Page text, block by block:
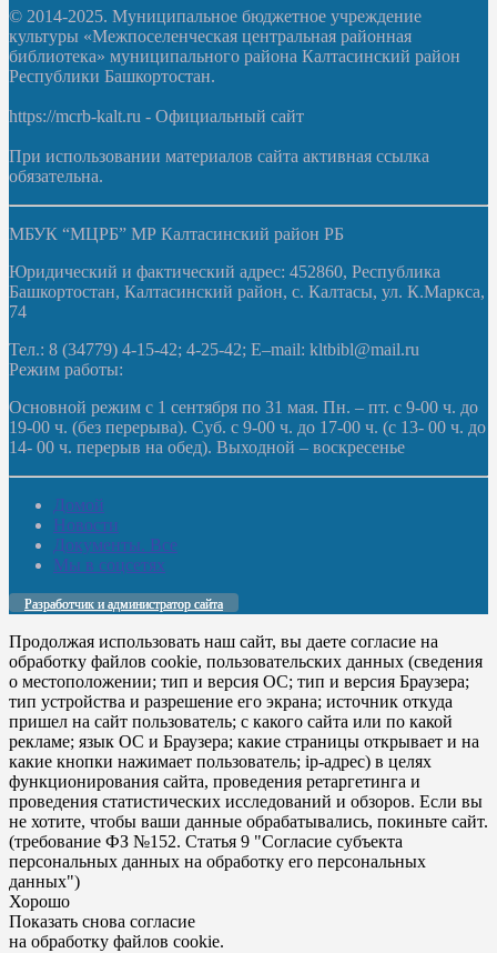
© 2014-2025. Муниципальное бюджетное учреждение
культуры «Межпоселенческая центральная районная
библиотека» муниципального района Калтасинский район
Республики Башкортостан.
https://mcrb-kalt.ru - Официальный сайт
При использовании материалов сайта активная ссылка
обязательна.
МБУК “МЦРБ” МР Калтасинский район РБ
Юридический и фактический адрес: 452860, Республика
Башкортостан, Калтасинский район, с. Калтасы, ул. К.Маркса,
74
Тел.: 8 (34779) 4-15-42; 4-25-42; E–mail: kltbibl@mail.ru
Режим работы:
Основной режим с 1 сентября по 31 мая. Пн. – пт. с 9-00 ч. до
19-00 ч. (без перерыва). Суб. с 9-00 ч. до 17-00 ч. (с 13- 00 ч. до
14- 00 ч. перерыв на обед). Выходной – воскресенье
Домой
Новости
Документы. Все
Мы в соцсетях
Разработчик и администратор сайта
Продолжая использовать наш сайт, вы даете согласие на
обработку файлов cookie, пользовательских данных (сведения
о местоположении; тип и версия ОС; тип и версия Браузера;
тип устройства и разрешение его экрана; источник откуда
пришел на сайт пользователь; с какого сайта или по какой
рекламе; язык ОС и Браузера; какие страницы открывает и на
какие кнопки нажимает пользователь; ip-адрес) в целях
функционирования сайта, проведения ретаргетинга и
проведения статистических исследований и обзоров. Если вы
не хотите, чтобы ваши данные обрабатывались, покиньте сайт.
(требование ФЗ №152. Статья 9 "Согласие субъекта
персональных данных на обработку его персональных
данных")
Хорошо
Показать снова согласие
на обработку файлов cookie.